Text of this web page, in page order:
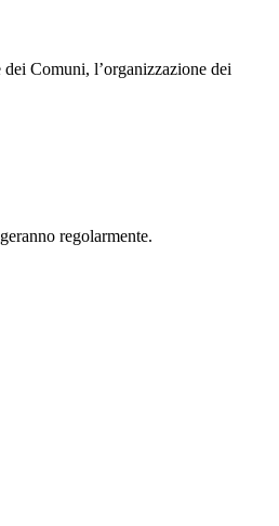
Comuni, l’organizzazione dei
regolarmente.